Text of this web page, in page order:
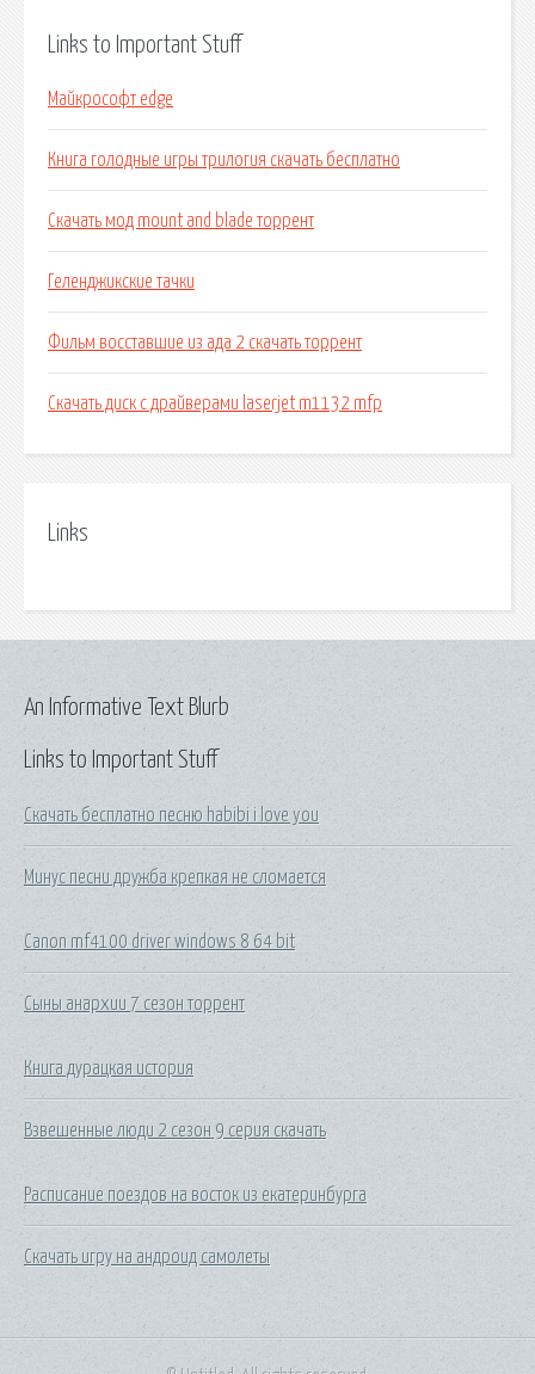
Links to Important Stuff
Майкрософт edge
Книга голодные игры трилогия скачать бесплатно
Скачать мод mount and blade торрент
Геленджикские тачки
Фильм восставшие из ада 2 скачать торрент
Скачать диск с драйверами laserjet m1132 mfp
Links
Links to Important Stuff
Скачать бесплатно песню habibi i love you
Минус песни дружба крепкая не сломается
Canon mf4100 driver windows 8 64 bit
Сыны анархии 7 сезон торрент
Книга дурацкая история
Взвешенные люди 2 сезон 9 серия скачать
Расписание поездов на восток из екатеринбурга
Скачать игру на андроид самолеты
An Informative Text Blurb